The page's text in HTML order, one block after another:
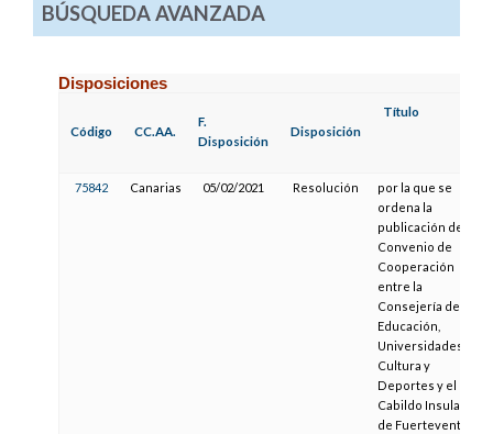
BÚSQUEDA AVANZADA
Disposiciones
Código CC.AA.
F.
Disposición
Disposición
Título
75842 Canarias 05/02/2021 Resolución
por la que se
ordena la
publicación del
Convenio de
Cooperación
entre la
Consejería de
Educación,
Universidades,
Cultura y
Deportes y el
Cabildo Insular
de Fuerteventura